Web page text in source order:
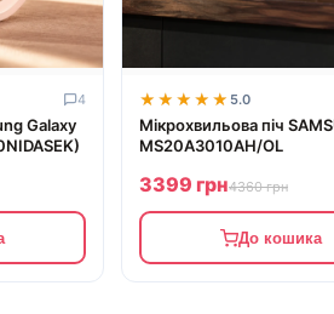
4
Galaxy
★★★★★
★★★★★ 5.0
Мікрохвильова піч
MS20A3010AH/OL
3399 грн4360 грн
До кошика